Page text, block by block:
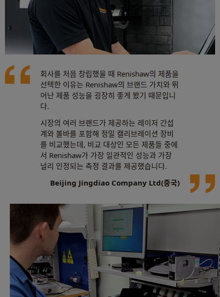
회사를 처음 창립했을 때 Renishaw의 제품을
선택한 이유는 Renishaw의 브랜드 가치와 뛰
어난 제품 성능을 굉장히 좋게 봤기 때문입니
다.
시장의 여러 브랜드가 제공하는 레이저 간섭
계와 볼바를 포함해 정밀 캘리브레이션 장비
를 비교했는데, 비교 대상인 모든 제품들 중에
서 Renishaw가 가장 일관적인 성능과 가장
널리 인정되는 측정 결과를 제공했습니다.
Beijing Jingdiao Company Ltd(중국)